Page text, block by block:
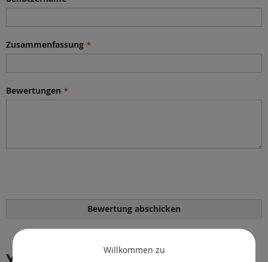
Zusammenfassung
Bewertungen
Bewertung abschicken
Willkommen zu